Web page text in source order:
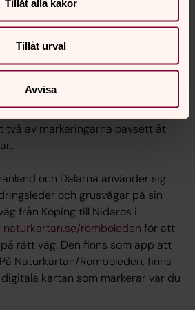
Tillåt alla kakor
Tillåt urval
Avvisa
och på vissa andra
en markering strax före
och strax efter korsningen, så
två av markeringarna oavsett åt
och Dalarna använder sig
och grusvägar på sin
från Köping till Nidaros i
naturkartan.se/romboleden för att
rätt väg. Den finns som app att
Naturkartan/Romboleden, finns
kartan som markerar var du